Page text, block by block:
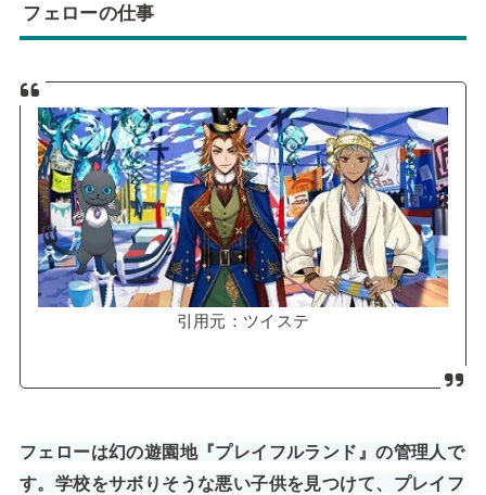
フェローの仕事
引用元：ツイステ
フェローは幻の遊園地『プレイフルランド』の管理人で
す。学校をサボりそうな悪い子供を見つけて、プレイフ